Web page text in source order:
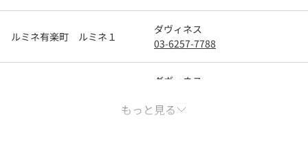
ルミネ有楽町 ルミネ１
ダヴィネス
03-6257-7788
ダヴィネス
もっと見る